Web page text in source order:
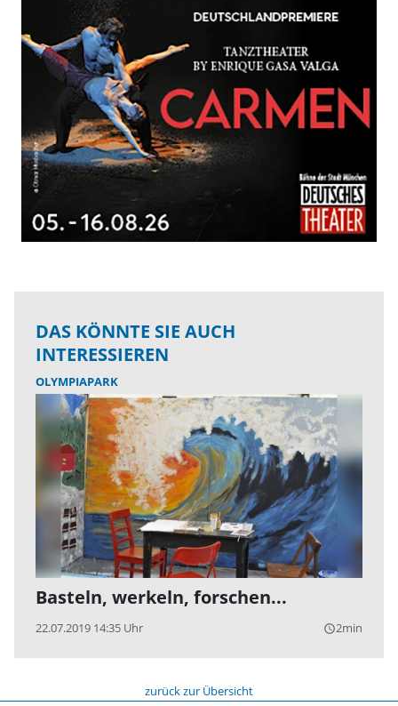
DAS KÖNNTE SIE AUCH
INTERESSIEREN
OLYMPIAPARK
Basteln, werkeln, forschen...
22.07.2019 14:35 Uhr query_builder2min
zurück zur Übersicht